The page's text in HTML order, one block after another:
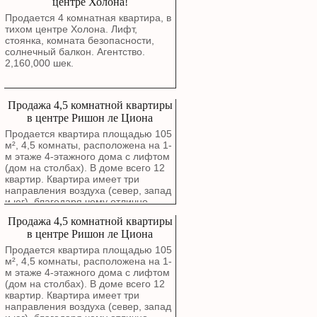
Продается 4 комнатная квартира, в
тихом центре Холона. Лифт,
стоянка, комната безопасности,
солнечный балкон. Агентство.
2,160,000 шек.
Продажа 4,5 комнатной квартиры
в центре Ришон ле Циона
Продается квартира площадью 105
м², 4,5 комнаты, расположена на 1-
м этаже 4-этажного дома с лифтом
(дом на столбах). В доме всего 12
квартир. Квартира имеет три
направления воздуха (север, запад
и юг), благодаря чему отлично
выходят на зеленый сквер. В
квартире выполнен капитальный
ремонт с полной заменой
электропроводки, водопроводных и
канализационных труб. Стены были
заново отремонтированы около
года назад. Можно въезжать без
дополнительных вложений.
Продажа 4,5 комнатной квартиры
в центре Ришон ле Циона
Продается квартира площадью 105
м², 4,5 комнаты, расположена на 1-
м этаже 4-этажного дома с лифтом
(дом на столбах). В доме всего 12
квартир. Квартира имеет три
направления воздуха (север, запад